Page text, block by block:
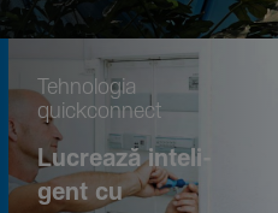
Tehno­logia
quickconnect
Lucrează inte­li­
gent cu